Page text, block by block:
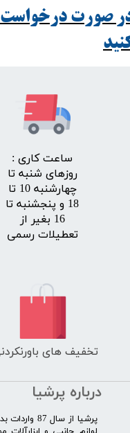
صورت درخواست
​ساعت کاری :
روزهای شنبه تا
چهارشنبه 10 تا
18 و پنجشنبه تا
16 بغیر از
تعطیلات رسمی
تخفیف های
درباره پرشیا
​پرشیا از